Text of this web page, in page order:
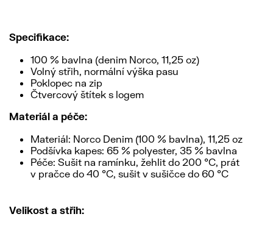
Specifikace:
100 % bavlna (denim Norco, 11,25 oz)
Volný střih, normální výška pasu
Poklopec na zip
Čtvercový štítek s logem
Materiál a péče:
Materiál: Norco Denim (100 % bavlna), 11,25 oz
Podšívka kapes: 65 % polyester, 35 % bavlna
Péče: Sušit na ramínku, žehlit do 200 °C, prát
v pračce do 40 °C, sušit v sušičce do 60 °C
Velikost a střih: